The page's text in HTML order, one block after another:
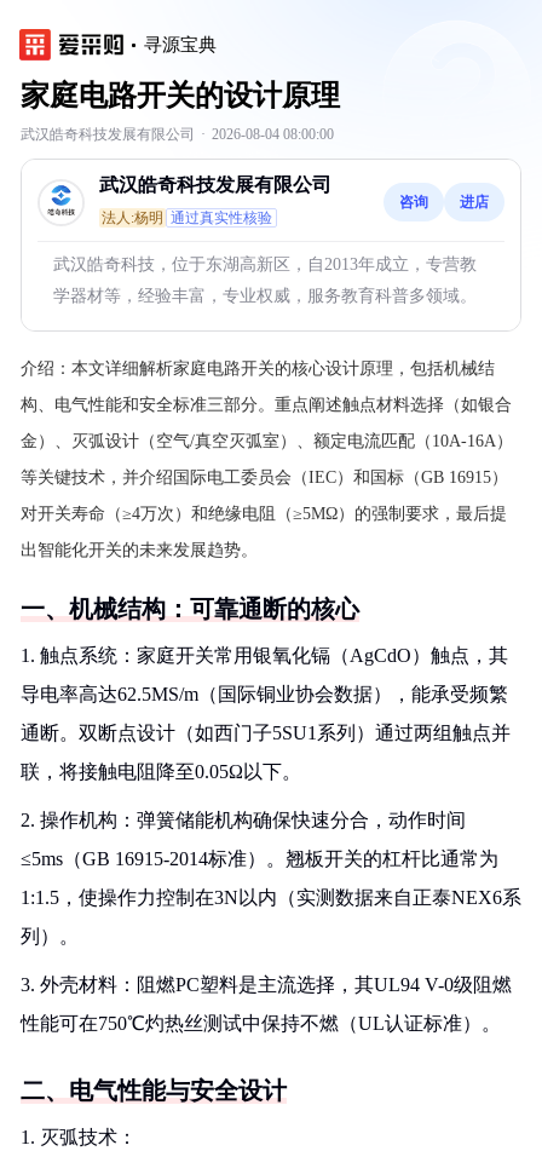
寻源宝典
家庭电路开关的设计原理
武汉皓奇科技发展有限公司 · 2026-08-04 08:00:00
武汉皓奇科技发展有限公司
法人:杨明 通过真实性核验
咨询 进店
武汉皓奇科技，位于东湖高新区，自2013年成立，专营教
学器材等，经验丰富，专业权威，服务教育科普多领域。
介绍： 本文详细解析家庭电路开关的核心设计原理，包括机械结
构、电气性能和安全标准三部分。重点阐述触点材料选择（如银合
金）、灭弧设计（空气/真空灭弧室）、额定电流匹配（10A-16A）
等关键技术，并介绍国际电工委员会（IEC）和国标（GB 16915）
对开关寿命（≥4万次）和绝缘电阻（≥5MΩ）的强制要求，最后提
出智能化开关的未来发展趋势。
一、机械结构：可靠通断的核心
1. 触点系统：家庭开关常用银氧化镉（AgCdO）触点，其
导电率高达62.5MS/m（国际铜业协会数据），能承受频繁
通断。双断点设计（如西门子5SU1系列）通过两组触点并
联，将接触电阻降至0.05Ω以下。
2. 操作机构：弹簧储能机构确保快速分合，动作时间
≤5ms（GB 16915-2014标准）。翘板开关的杠杆比通常为
1:1.5，使操作力控制在3N以内（实测数据来自正泰NEX6系
列）。
3. 外壳材料：阻燃PC塑料是主流选择，其UL94 V-0级阻燃
性能可在750℃灼热丝测试中保持不燃（UL认证标准）。
二、电气性能与安全设计
1. 灭弧技术：